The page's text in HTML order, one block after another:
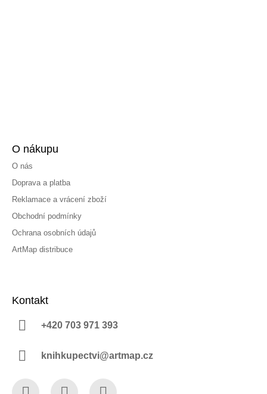
O nákupu
O nás
Doprava a platba
Reklamace a vrácení zboží
Obchodní podmínky
Ochrana osobních údajů
ArtMap distribuce
Kontakt
+420 703 971 393
knihkupectvi@artmap.cz